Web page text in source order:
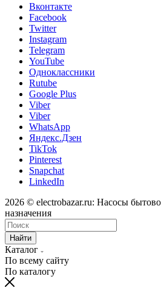
Вконтакте
Facebook
Twitter
Instagram
Telegram
YouTube
Одноклассники
Rutube
Google Plus
Viber
Viber
WhatsApp
Яндекс.Дзен
TikTok
Pinterest
Snapchat
LinkedIn
2026 © electrobazar.ru: Насосы
назначения
Найти
Каталог
По всему сайту
По каталогу